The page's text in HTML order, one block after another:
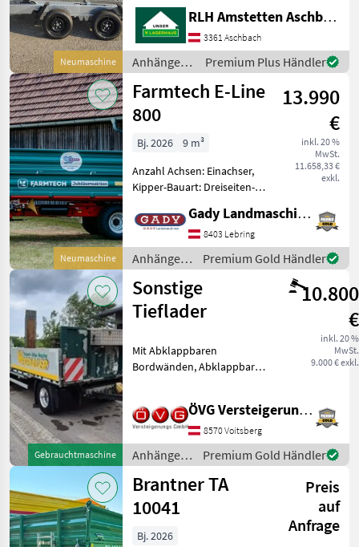
Neumaschine
SEITENKIPPER Cobalt HM-2,
3350*1800, 3500KG
Parabelfeder Achsen: 2
Reifen: 195/50 R13 6 Stück
Zurrösen Stützrad vorne,
höhenverstell
RLH Amstetten Aschbach
3361 Aschbach
Anhänger /
Hapert
Premium Plus Händler
Neumaschine
Farmtech E-Line
800
13.990
€
inkl. 20 %
MwSt.
11.658,33 €
exkl.
Bj. 2026
9 m³
Anzahl Achsen: Einachser,
Kipper-Bauart: Dreiseiten-
Druckluftbremse !!90 Jahre
Gady Jubiläum!!
Ausstattung: -
Bordwandhöhe
500+500mm - Brückenmaße
Gady Landmaschinen GmbH
8403 Lebring
Anhänger /
Farmtech
Premium Gold Händler
Gebrauchtmaschine
Sonstige
Tieflader
10.800
€
inkl. 20 %
MwSt.
9.000 € exkl.
Mit Abklappbaren
Bordwänden, Abklappbare
18000kg Gesamtgewicht,
Nutzlast 13300kg, mit
Original Felgen, Ohne
Allufelgen!!!!! A
ÖVG Versteigerungen
8570 Voitsberg
Anhänger /
Sonstige
Premium Gold Händler
Brantner TA
10041
Preis
auf
Anfrage
Bj. 2026